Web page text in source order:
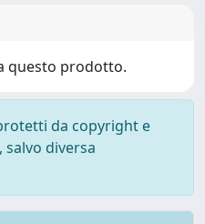
questo prodotto.
da copyright e
diversa